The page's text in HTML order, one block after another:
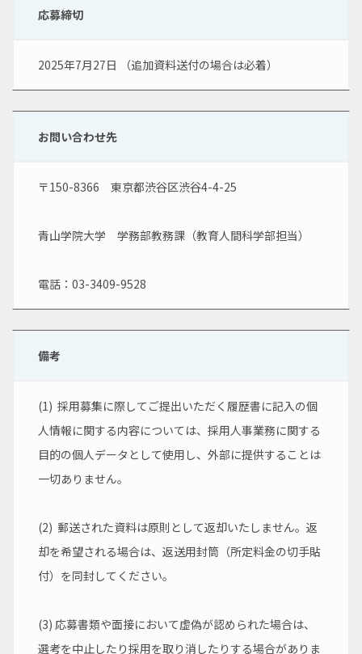
応募締切
2025年7月27日 （追加資料送付の場合は必着）
お問い合わせ先
〒150-8366　東京都渋谷区渋谷4-4-25
青山学院大学　学務部教務課（教育人間科学部担当）
電話：03-3409-9528
備考
(1)  採用募集に際してご提出いただく履歴書に記入の個
人情報に関する内容については、採用人事業務に関する
目的の個人データとして使用し、外部に提供することは
一切ありません。
(2)  郵送された資料は原則として返却いたしません。返
却を希望される場合は、返送用封筒（所定料金の切手貼
付）を同封してください。
(3) 応募書類や面接において虚偽が認められた場合は、
選考を中止したり採用を取り消したりする場合がありま